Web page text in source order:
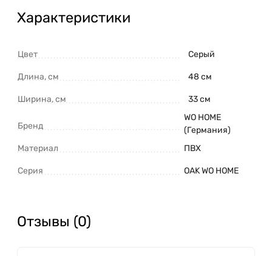
Характеристики
Цвет Серый
Длина, см 48 см
Ширина, см 33 см
Бренд
WO HOME
(Германия)
Материал
ПВХ
Серия OAK WO HOME
Отзывы (0)